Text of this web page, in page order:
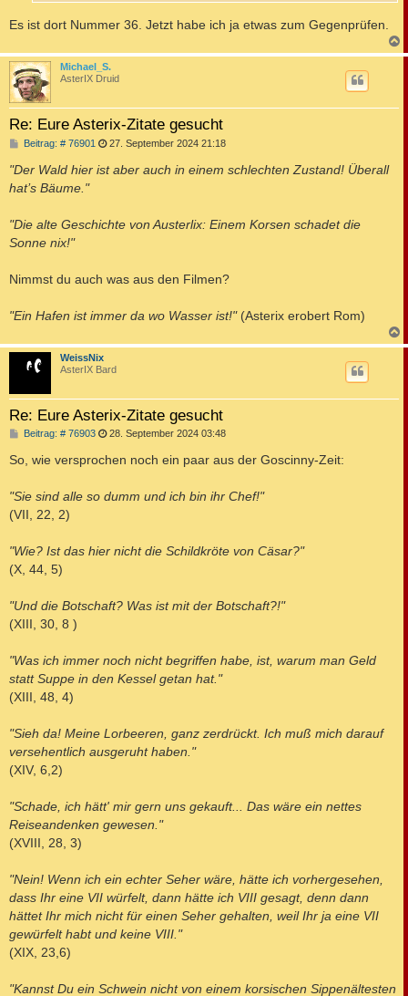
Es ist dort Nummer 36. Jetzt habe ich ja etwas zum Gegenprüfen.
a
Michael_S.
AsterIX Druid
Re: Eure Asterix-Zitate gesucht
Beitrag: # 76901 B
t
27. September 2024 21:18
"Der Wald hier ist aber auch in einem schlechten Zustand! Überall
hat’s Bäume."
"Die alte Geschichte von Austerlix: Einem Korsen schadet die
Sonne nix!"
Nimmst du auch was aus den Filmen?
"Ein Hafen ist immer da wo Wasser ist!"(Asterix erobert Rom)
a
WeissNix
AsterIX Bard
Re: Eure Asterix-Zitate gesucht
Beitrag: # 76903B
i
a
g
28. September 2024 03:48
So, wie versprochen noch ein paar aus der Goscinny-Zeit:
"Sie sind alle so dumm und ich bin ihr Chef!"
(VII, 22, 2)
"Wie? Ist das hier nicht die Schildkröte von Cäsar?"
(X, 44, 5)
"Und die Botschaft? Was ist mit der Botschaft?!"
(XIII, 30, 8 )
"Was ich immer noch nicht begriffen habe, ist, warum man Geld
statt Suppe in den Kessel getan hat."
(XIII, 48, 4)
"Sieh da! Meine Lorbeeren, ganz zerdrückt. Ich muß mich darauf
versehentlich ausgeruht haben."
(XIV, 6,2)
"Schade, ich hätt' mir gern uns gekauft... Das wäre ein nettes
Reiseandenken gewesen."
(XVIII, 28, 3)
"Nein! Wenn ich ein echter Seher wäre, hätte ich vorhergesehen,
dass Ihr eine VII würfelt, dann hätte ich VIII gesagt, denn dann
hättet Ihr mich nicht für einen Seher gehalten, weil Ihr ja eine VII
gewürfelt habt und keine VIII."
(XIX, 23,6)
"Kannst Du ein Schwein nicht von einem korsischen Sippenältesten